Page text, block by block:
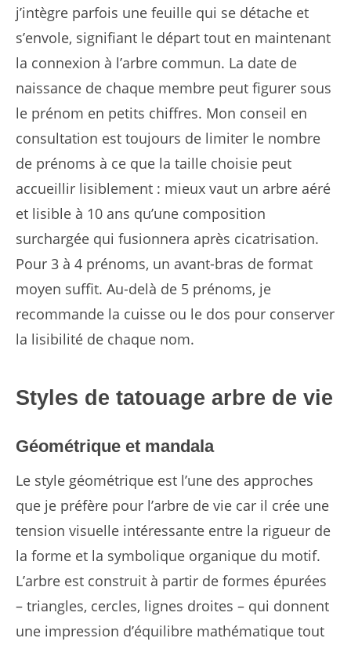
j’intègre parfois une feuille qui se détache et
s’envole, signifiant le départ tout en maintenant
la connexion à l’arbre commun. La date de
naissance de chaque membre peut figurer sous
le prénom en petits chiffres. Mon conseil en
consultation est toujours de limiter le nombre
de prénoms à ce que la taille choisie peut
accueillir lisiblement : mieux vaut un arbre aéré
et lisible à 10 ans qu’une composition
surchargée qui fusionnera après cicatrisation.
Pour 3 à 4 prénoms, un avant-bras de format
moyen suffit. Au-delà de 5 prénoms, je
recommande la cuisse ou le dos pour conserver
la lisibilité de chaque nom.
Styles de tatouage arbre de vie
Géométrique et mandala
Le style géométrique est l’une des approches
que je préfère pour l’arbre de vie car il crée une
tension visuelle intéressante entre la rigueur de
la forme et la symbolique organique du motif.
L’arbre est construit à partir de formes épurées
– triangles, cercles, lignes droites – qui donnent
une impression d’équilibre mathématique tout